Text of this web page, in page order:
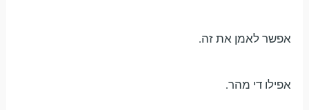
אפשר לאמן את זה.
אפילו די מהר.